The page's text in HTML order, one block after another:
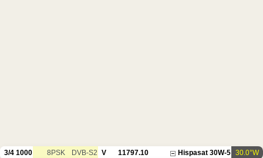
11797.10
V
DVB-S2
8PSK
1000
3/4